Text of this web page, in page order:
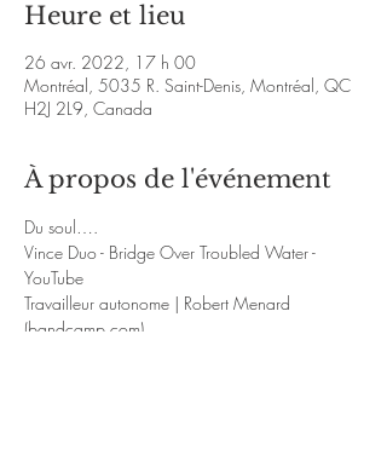
Heure et lieu
26 avr. 2022, 17 h 00
Montréal, 5035 R. Saint-Denis, Montréal, QC
H2J 2L9, Canada
À propos de l'événement
Du soul….
Vince Duo - Bridge Over Troubled Water -
YouTube
Travailleur autonome | Robert Menard
(bandcamp.com)